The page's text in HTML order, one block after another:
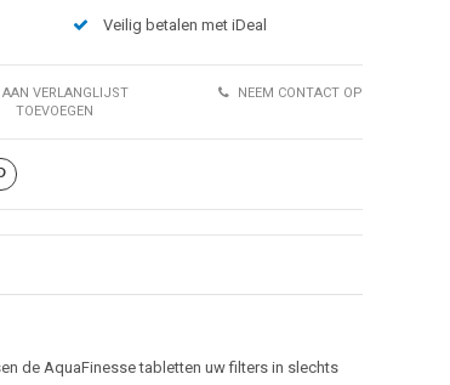
Afbeelding vergroten
Veilig betalen met iDeal
AAN VERLANGLIJST
TOEVOEGEN
NEEM CONTACT OP
de AquaFinesse tabletten uw filters in slechts